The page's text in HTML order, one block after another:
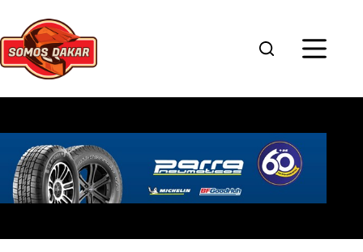
contenido